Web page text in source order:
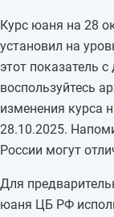
22.10.2025
21.10.2025
20.10.2025
19.10.2025
18.10.2025
17.10.2025
16.10.2025
14.10.2025
Курс юаня на 28
установил на
этот показатель
воспользуйтесь
изменения курса
28.10.2025.
России могут
Для
юаня ЦБ РФ